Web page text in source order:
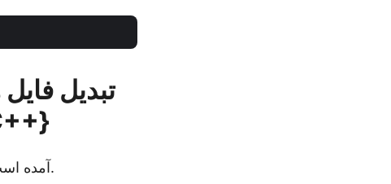
تبدیل
در زیر مراحل تبدیل فایل های اکسل به PDF با استفاده از Aspose.Cells آمده است.